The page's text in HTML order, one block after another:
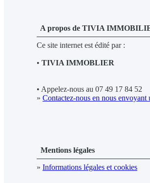
A propos de TIVIA
Ce site internet est édité par :
• TIVIA IMMOBLIER
• Appelez-nous au 07 49 17 84 52
» Contactez-nous en nous envoyant
Mentions légales
» Informations légales et cookies